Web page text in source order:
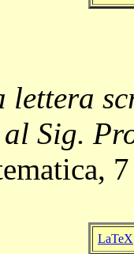
lettera
Sig.
LaTeX